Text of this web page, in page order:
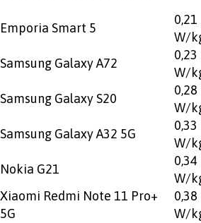
Emporia Smart 5
0,21
W/
Samsung Galaxy A72
0,23
W/
Samsung Galaxy S20
0,28
W/
Samsung Galaxy A32 5G
0,33
W/
Nokia G21
0,34
W/
Xiaomi Redmi Note 11 Pro+
5G
0,38
W/